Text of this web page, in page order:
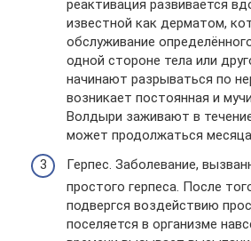
реактивация развивается
известной как дерматом,
обслуживание
одной стороне тела или
начинают разрываться по
возникает постоянная и
Волдыри заживают в
может продолжаться
Герпес. Заболевание,
простого герпеса. После
подвергся воздействию
поселяется в организме